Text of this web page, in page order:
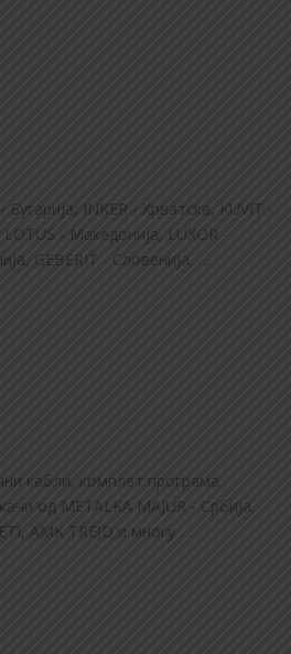
INKER - Хрватска, KUVIT -
LOTUS - Македонија, LUXOR -
GEBERIT - Словенија, …
кабли, комплет програма
од METALKA MAJUR - Србија,
AMK TREJD и многу …